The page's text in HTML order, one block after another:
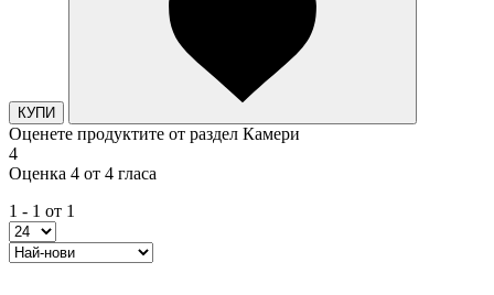
КУПИ
Оценете продуктите от раздел Камери
4
Оценка 4 от 4 гласа
1 - 1 от 1